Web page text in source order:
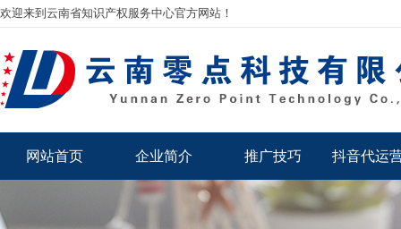
欢迎来到云南省知识产权服务中心官方网站！
网站首页 企业简介 推广技巧 抖音代运